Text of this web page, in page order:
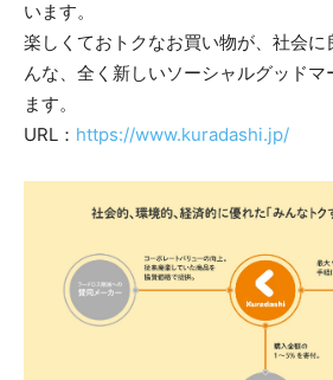
います。
楽しくておトクなお買い物が、社会に
んな、全く新しいソーシャルグッド
ます。
URL： https://www.kuradashi.jp/